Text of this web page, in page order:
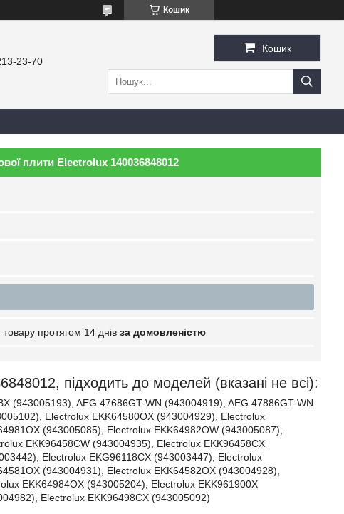
Кошик
23-70
Кошик
плити Electrolux 140036848012
протягом 14 днів за домовленістю
підходить до моделей (вказані не всі):
(943005193), AEG 47686GT-WN (943004919), AEG 47886GT-WN
Electrolux EKK64580OX (943004929), Electrolux
(943005085), Electrolux EKK64982OW (943005087),
EKK96458CW (943004935), Electrolux EKK96458CX
Electrolux EKG96118CX (943003447), Electrolux
(943004931), Electrolux EKK64582OX (943004928),
EKK64984OX (943005204), Electrolux EKK961900X
Electrolux EKK96498CX (943005092)